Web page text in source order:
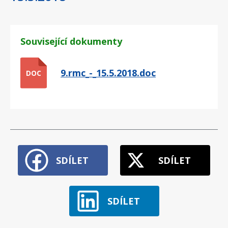
Související dokumenty
DOC 9.rmc_-_15.5.2018.doc
SDÍLET SDÍLET
SDÍLET